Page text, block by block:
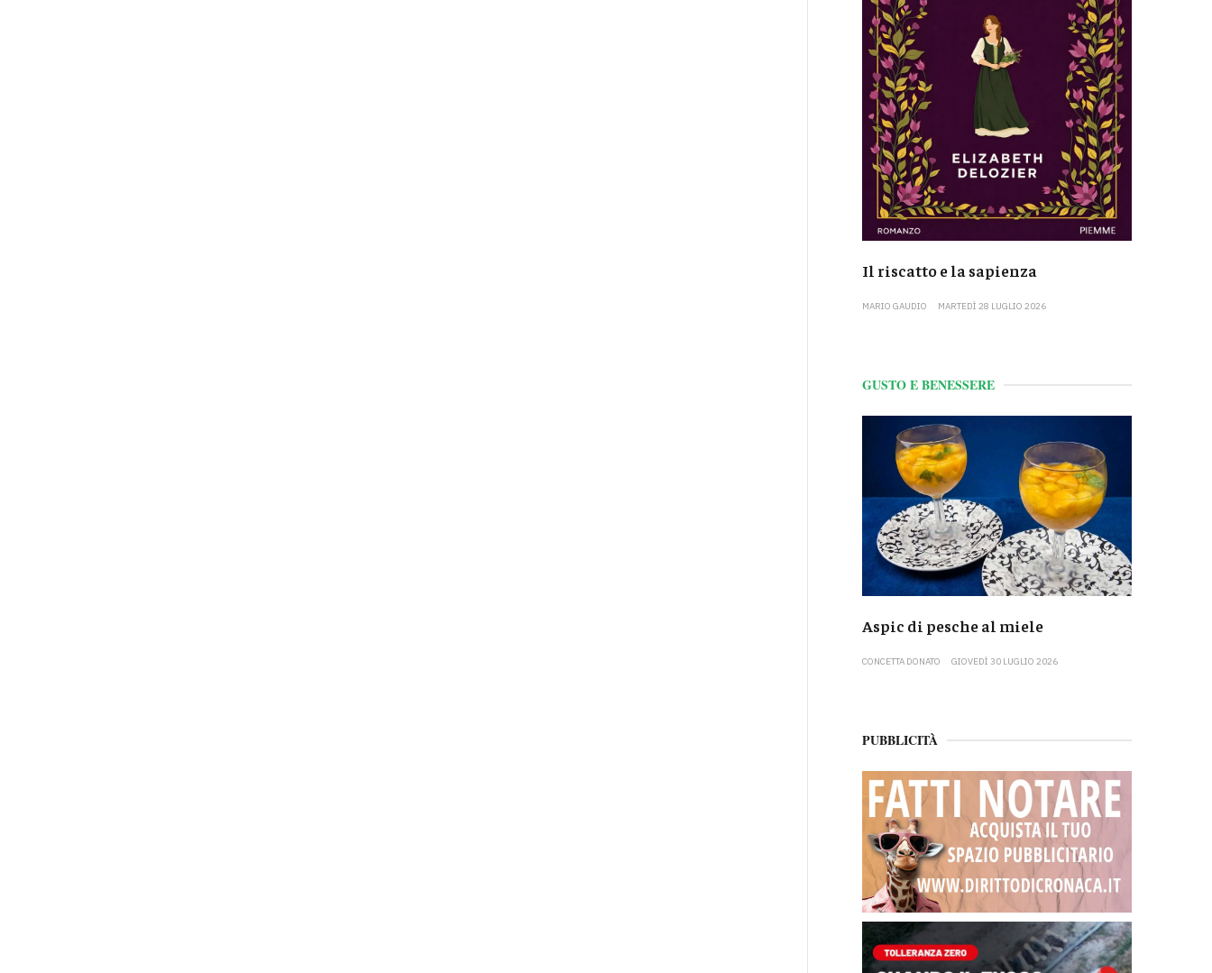
Il riscatto e la sapienza
MARIO GAUDIO MARTEDÌ 28 LUGLIO 2026
GUSTO E BENESSERE
Aspic di pesche al miele
CONCETTA DONATO GIOVEDÌ 30 LUGLIO 2026
PUBBLICITÀ